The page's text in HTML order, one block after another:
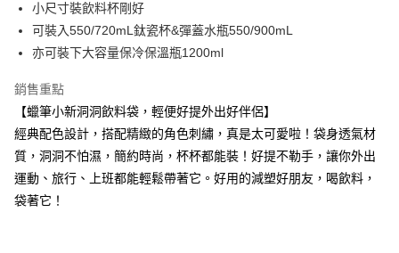
Google Pay
大哥付你分期
【大哥付你分期使用說明】
1.本服務由台灣大哥大提供，台灣大哥大用戶可立即使用無須另外申請。
2.付款方式選擇「大哥付你分期」，訂單成立後會自動跳轉到大哥付的交易
流程，驗證手機門號後，選擇欲分期的期數、繳款截止日，確認付款後即完
成交易。
4.訂單成立30分鐘內，如未前往確認交易或遇審核未通過，訂單將自動取
消。如遇「轉專審核」未通過狀況，表示未達大哥付你分期系統評分，恕無
【關於「AFTEE先享後付」】
AFTEE先享後付是「在收到商品之後才付款」的支付方式。 讓您購物簡單
便利好安心！
１．簡單：不需註冊會員、不需綁卡、不需儲值。
２．便利：只要手機號碼，簡訊認證，即可結帳。
ATM付款
運送方式
小尺寸裝飲料杯剛好
可裝入550/720mL鈦瓷杯&彈蓋水瓶550/900mL
亦可裝下大容量保冷保溫瓶1200ml
銷售重點
【蠟筆小新洞洞飲料袋，輕便好提外出好伴侶】
經典配色設計，搭配精緻的角色刺繡，真是太可愛啦！袋身透氣材
質，洞洞不怕濕，簡約時尚，杯杯都能裝！好提不勒手，讓你外出
運動、旅行、上班都能輕鬆帶著它。好用的減塑好朋友，喝飲料，
袋著它！